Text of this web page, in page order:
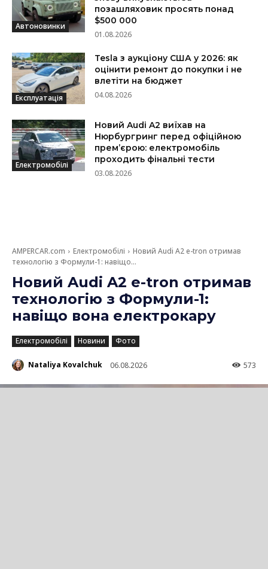
Автоновинки
позашляховик просять понад
$500 000
01.08.2026
Експлуатація
Tesla з аукціону США у 2026: як
оцінити ремонт до покупки і не
влетіти на бюджет
04.08.2026
Електромобілі
Новий Audi A2 виїхав на
Нюрбургринг перед офіційною
прем’єрою: електромобіль
проходить фінальні тести
03.08.2026